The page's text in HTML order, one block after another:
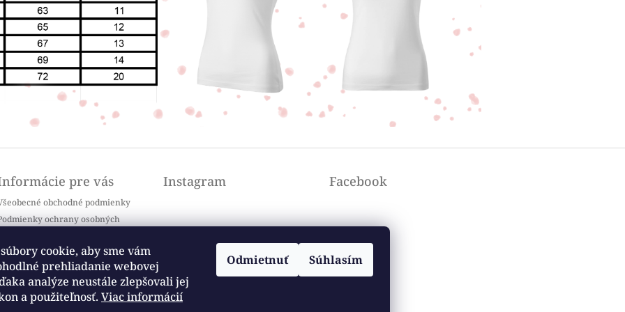
cookie, aby sme vám
prehliadanie webovej
analýze neustále zlepšovali jej
a použiteľnosť. Viac informácií
Odmietnuť Súhlasím
pre vás
obchodné podmienky
ochrany osobných
Doprava a platba
kladené otázky / FAQ
objednávka
Instagram
Sledovať na Instagrame
Facebook